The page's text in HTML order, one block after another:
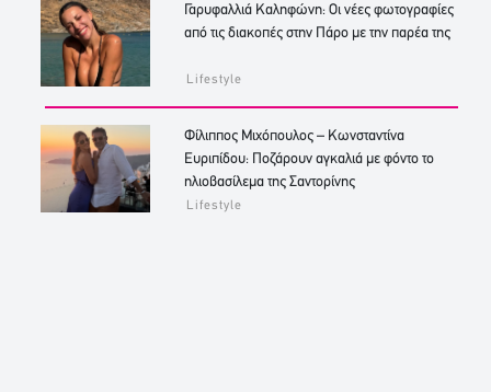
Γαρυφαλλιά Καληφώνη: Οι νέες φωτογραφίες
από τις διακοπές στην Πάρο με την παρέα της
Lifestyle
Φίλιππος Μιχόπουλος – Κωνσταντίνα
Ευριπίδου: Ποζάρουν αγκαλιά με φόντο το
ηλιοβασίλεμα της Σαντορίνης
Lifestyle